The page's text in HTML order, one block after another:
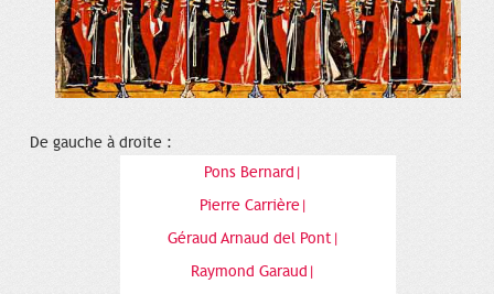
De gauche à droite :
Pons Bernard|
Pierre Carrière|
Géraud Arnaud del Pont|
Raymond Garaud|